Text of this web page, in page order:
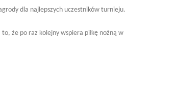
dla najlepszych uczestników turnieju.
że po raz kolejny wspiera piłkę nożną w